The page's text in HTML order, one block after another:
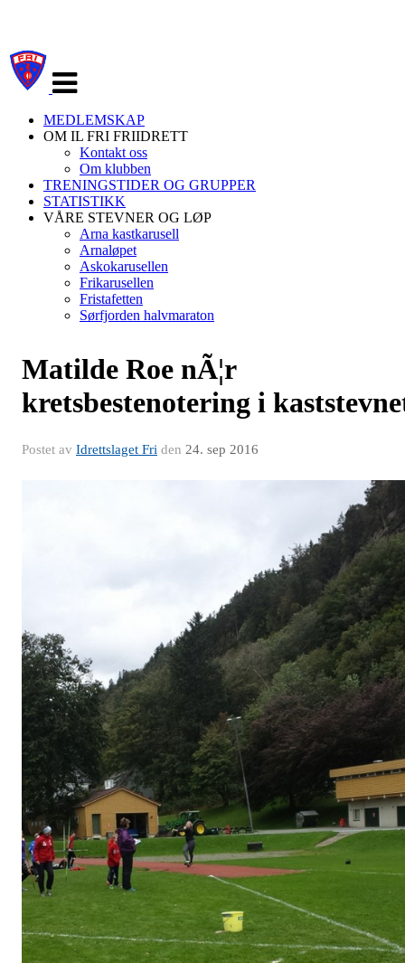
navigasjon
MEDLEMSKAP
OM IL FRI FRIIDRETT
Kontakt oss
Om klubben
TRENINGSTIDER OG GRUPPER
STATISTIKK
VÅRE STEVNER OG LØP
Arna kastkarusell
Arnaløpet
Askokarusellen
Frikarusellen
Fristafetten
Sørfjorden halvmaraton
Matilde Roe nÃ¦r
kretsbestenotering i
Postet av Idrettslaget Fri den 24. sep 2016